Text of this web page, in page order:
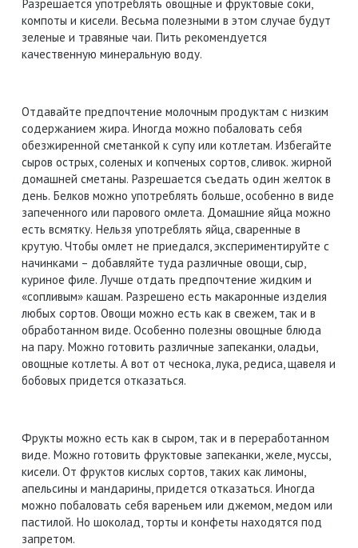
Разрешается употреблять овощные и фруктовые соки,
компоты и кисели. Весьма полезными в этом случае будут
зеленые и травяные чаи. Пить рекомендуется
качественную минеральную воду.
Отдавайте предпочтение молочным продуктам с низким
содержанием жира. Иногда можно побаловать себя
обезжиренной сметанкой к супу или котлетам. Избегайте
сыров острых, соленых и копченых сортов, сливок. жирной
домашней сметаны. Разрешается съедать один желток в
день. Белков можно употреблять больше, особенно в виде
запеченного или парового омлета. Домашние яйца можно
есть всмятку. Нельзя употреблять яйца, сваренные в
крутую. Чтобы омлет не приедался, экспериментируйте с
начинками – добавляйте туда различные овощи, сыр,
куриное филе. Лучше отдать предпочтение жидким и
«сопливым» кашам. Разрешено есть макаронные изделия
любых сортов. Овощи можно есть как в свежем, так и в
обработанном виде. Особенно полезны овощные блюда
на пару. Можно готовить различные запеканки, оладьи,
овощные котлеты. А вот от чеснока, лука, редиса, щавеля и
бобовых придется отказаться.
Фрукты можно есть как в сыром, так и в переработанном
виде. Можно готовить фруктовые запеканки, желе, муссы,
кисели. От фруктов кислых сортов, таких как лимоны,
апельсины и мандарины, придется отказаться. Иногда
можно побаловать себя вареньем или джемом, медом или
пастилой. Но шоколад, торты и конфеты находятся под
запретом.